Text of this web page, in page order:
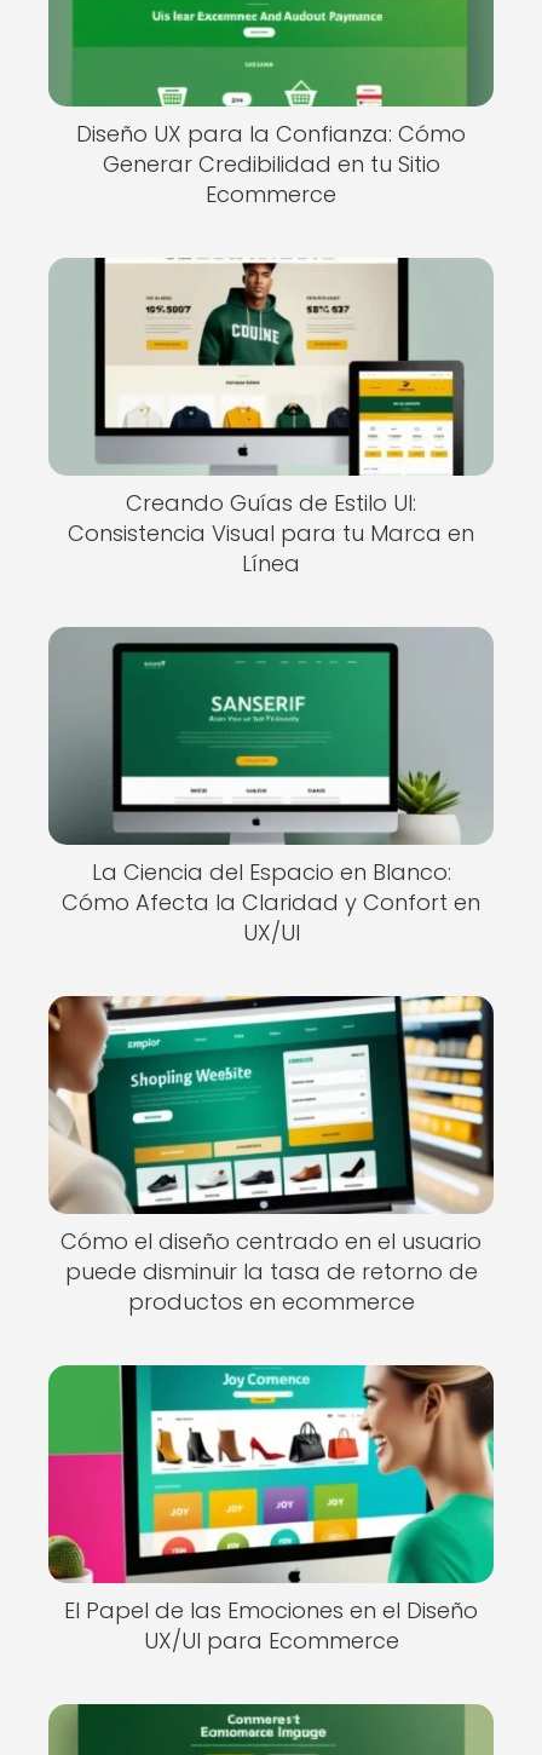
Diseño UX para la Confianza: Cómo
Generar Credibilidad en tu Sitio
Ecommerce
Creando Guías de Estilo UI:
Consistencia Visual para tu Marca en
Línea
La Ciencia del Espacio en Blanco:
Cómo Afecta la Claridad y Confort en
UX/UI
Cómo el diseño centrado en el usuario
puede disminuir la tasa de retorno de
productos en ecommerce
El Papel de las Emociones en el Diseño
UX/UI para Ecommerce